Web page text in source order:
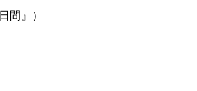
間』）